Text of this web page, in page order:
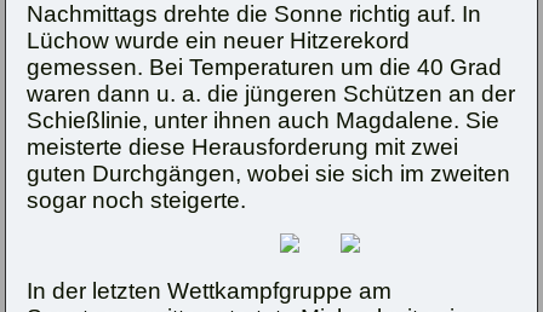
Nachmittags drehte die Sonne richtig auf. In
Lüchow wurde ein neuer Hitzerekord
gemessen. Bei Temperaturen um die 40 Grad
waren dann u. a. die jüngeren Schützen an der
Schießlinie, unter ihnen auch Magdalene. Sie
meisterte diese Herausforderung mit zwei
guten Durchgängen, wobei sie sich im zweiten
sogar noch steigerte.
In der letzten Wettkampfgruppe am